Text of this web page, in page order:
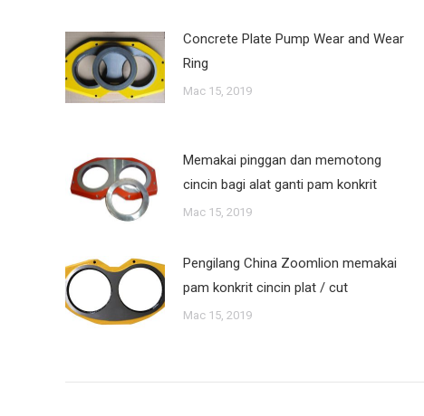
Concrete Plate Pump Wear and Wear
Ring
Mac 15, 2019
Memakai pinggan dan memotong
cincin bagi alat ganti pam konkrit
Mac 15, 2019
Pengilang China Zoomlion memakai
pam konkrit cincin plat / cut
Mac 15, 2019